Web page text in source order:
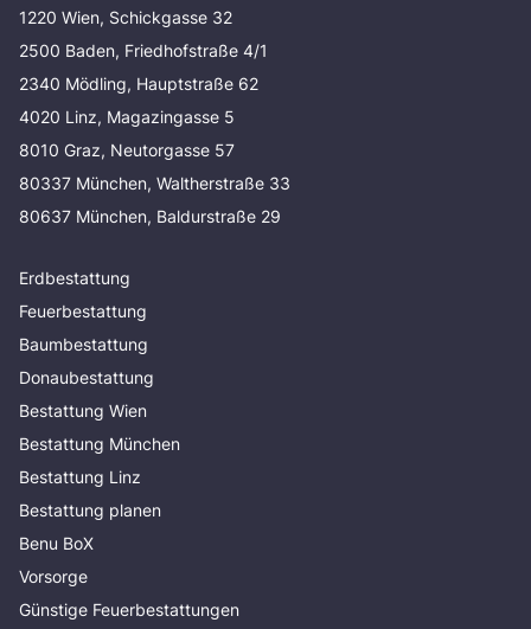
1220 Wien, Schickgasse 32
2500 Baden, Friedhofstraße 4/1
2340 Mödling, Hauptstraße 62
4020 Linz, Magazingasse 5
8010 Graz, Neutorgasse 57
80337 München, Waltherstraße 33
80637 München, Baldurstraße 29
Erdbestattung
Feuerbestattung
Baumbestattung
Donaubestattung
Bestattung Wien
Bestattung München
Bestattung Linz
Bestattung planen
Benu BoX
Vorsorge
Günstige Feuerbestattungen